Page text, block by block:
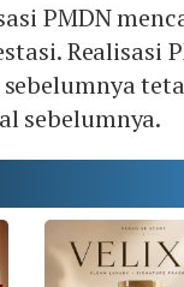
PMDN
Realisasi
sebelumnya.